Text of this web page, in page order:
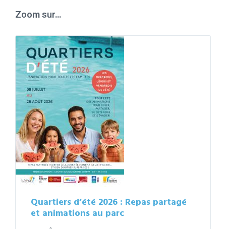
Zoom sur…
Quartiers d’été 2026 : Repas partagé
et animations au parc